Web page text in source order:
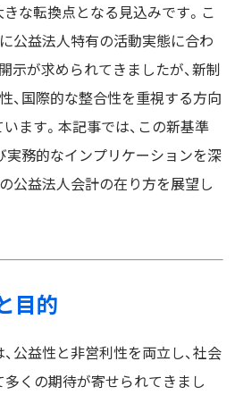
な転換点となる見込みです。こ
公益法人特有の活動実態に合わ
示が求められてきましたが、新制
、国際的な整合性を重視する方向
ます。本記事では、この新基準
実務的なインプリケーションを深
公益法人会計の在り方を展望し
目的
公益性と非営利性を両立し、社会
くの期待が寄せられてきまし